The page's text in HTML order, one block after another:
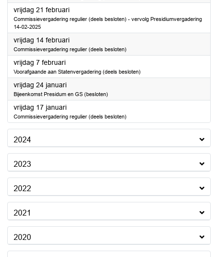
vrijdag 21 februari2025
Commissievergadering regulier (deels besloten) - vervolg Presidiumvergadering
14-02-2025
vrijdag 14 februari2025
Commissievergadering regulier (deels besloten)
vrijdag 7 februari2025
Voorafgaande aan Statenvergadering (deels besloten)
vrijdag 24 januari2025
Bijeenkomst Presidum en GS (besloten)
vrijdag 17 januari2025
Commissievergadering regulier (deels besloten)
2024
2023
2022
2021
2020